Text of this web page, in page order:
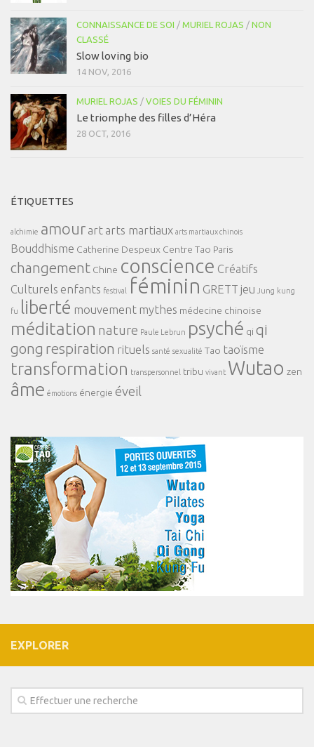
CONNAISSANCE DE SOI / MURIEL ROJAS / NON
CLASSÉ
Slow loving bio
14 NOV, 2016
MURIEL ROJAS / VOIES DU FÉMININ
Le triomphe des filles d’Héra
28 OCT, 2016
ÉTIQUETTES
alchimie amour art arts martiaux arts martiaux chinois
Bouddhisme Catherine Despeux Centre Tao Paris
changement Chine conscience Créatifs
Culturels enfants festival féminin GRETT jeu Jung kung
fu liberté mouvement mythes médecine chinoise
méditation nature Paule Lebrun psyché qi qi
gong respiration rituels santé sexualité Tao taoïsme
transformation transpersonnel tribu vivant Wutao zen
âme émotions énergie éveil
EXPLORER